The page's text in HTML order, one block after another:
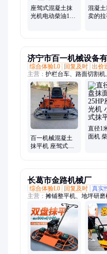
座驾式混凝土抹
光机电动柴油1米
混凝
卖的拉
济宁市百一机械设备
综合体验L0
回复及时 出价
主营： 护栏台车、路面切割机
混凝土振动梁、混凝土激光
压路机、混凝土抹光机、方
百一机械混凝土
抹平机 座驾式汽
直径1
面机
长葛市金路机械厂
综合体验L0
回复及时 真实
主营： 摊铺整平机、地坪研
机、抹光机、平板夯、切割机